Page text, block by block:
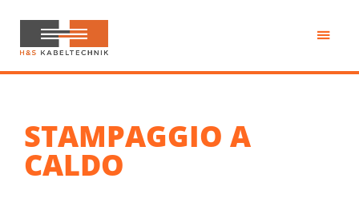
contenuto
principale
H&S
Kabeltechnik
STAMPAGGIO A
CALDO